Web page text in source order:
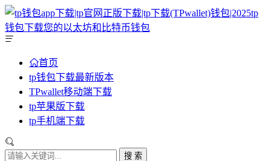
首页
tp钱包下载最新版本
TPwallet移动端下载
tp苹果版下载
tp手机端下载
搜 索